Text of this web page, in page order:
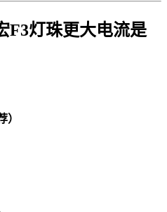
F3灯珠更大电流是
）